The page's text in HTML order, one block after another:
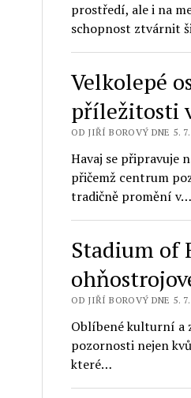
prostředí, ale i na
schopnost ztvárnit
Velkolepé
příležitosti
OD JIŘÍ BOROVÝ DNE 5.
Havaj se připravuje
přičemž centrum
tradičně promění v…
Stadium of
OD JIŘÍ BOROVÝ DNE 5.
Oblíbené kulturní a
pozornosti nejen
které…